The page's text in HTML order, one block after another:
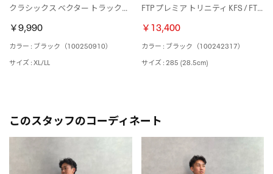
クラシックス ベクター トラックトップ / CL F FR TRACKTOP （ブラック）
￥9,990
カラー : ブラック（100250910）
サイズ : XL/LL
FTP プレミア トリニティ KFS / FTP PREMIER TRINITY KFS （ブラック）
￥13,400
カラー : ブラック（100242317）
サイズ : 285 (28.5cm)
このスタッフのコーディネート